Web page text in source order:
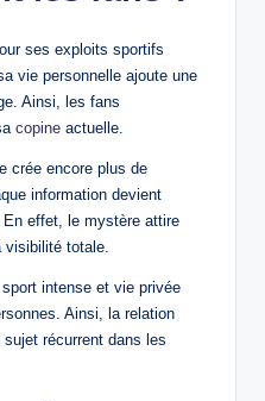
ses exploits sportifs
vie personnelle ajoute une
Ainsi, les fans
copine actuelle.
crée encore plus de
information devient
effet, le mystère attire
visibilité totale.
intense et vie privée
Ainsi, la relation
récurrent dans les